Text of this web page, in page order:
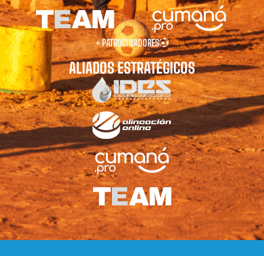
+ PATROCINADORES
ALIADOS ESTRATÉGICOS